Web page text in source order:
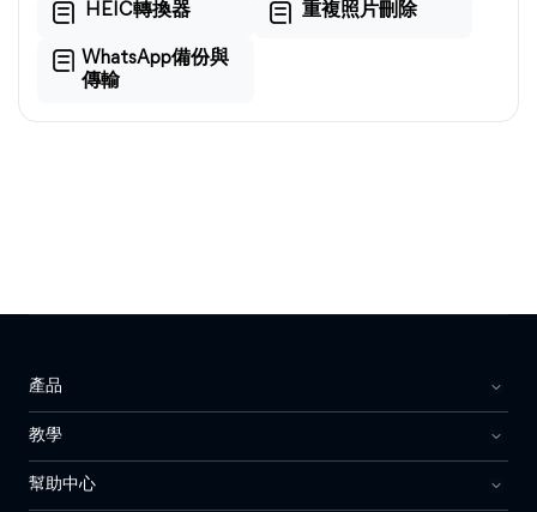
HEIC轉換器 重複照片刪除
WhatsApp備份與
傳輸
產品
教學
幫助中心